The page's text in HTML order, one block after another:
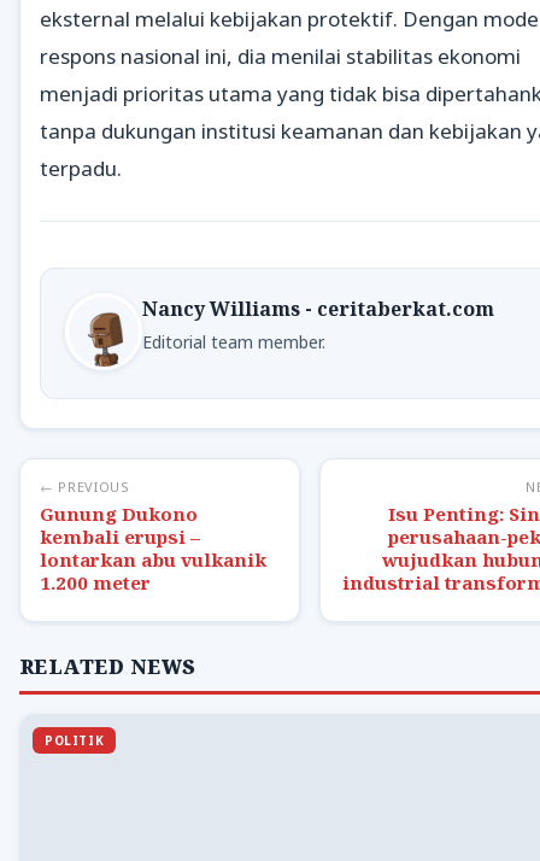
eksternal melalui kebijakan protektif. Dengan
respons nasional ini, dia menilai stabilitas ekonomi
menjadi prioritas utama yang tidak bisa
tanpa dukungan institusi keamanan dan kebijakan
terpadu.
Nancy Williams - ceritaberkat.com
Editorial team member.
← PREVIOUS
Gunung Dukono
kembali erupsi –
lontarkan abu vulkanik
1.200 meter
Isu Penting:
perusahaan-
wujudkan
industrial
RELATED NEWS
POLITIK